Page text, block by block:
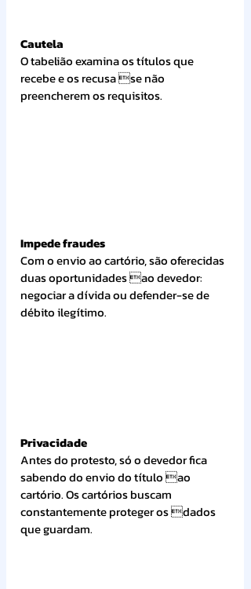
Cautela
O tabelião examina os títulos que
recebe e os recusa se não
preencherem os requisitos.
Impede fraudes
Com o envio ao cartório, são oferecidas
duas oportunidades ao devedor:
negociar a dívida ou defender-se de
débito ilegítimo.
Privacidade
Antes do protesto, só o devedor fica
sabendo do envio do título ao
cartório. Os cartórios buscam
constantemente proteger os dados
que guardam.